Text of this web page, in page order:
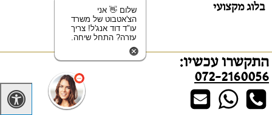
בלוג מקצועי
התקשרו עכשיו:
072-2160056
שלום 👋 אני
הצ'אטבוט של משרד
עו"ד דוד אנג'ל! צריך
עזרה? התחל שיחה.